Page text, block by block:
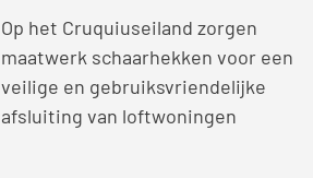
Op het Cruquiuseiland zorgen
maatwerk schaarhekken voor een
veilige en gebruiksvriendelijke
afsluiting van loftwoningen
Zonwering voor bediencentrale
Steekterpoort met elektrische
rolgordijnen, Multifilm-folie en ZIP
screens met KNX-sturing tegen
Zonwering voor bediencentrale
Steekterpoort met elektrische
rolgordijnen, Multifilm-folie en ZIP
screens met KNX-sturing tegen